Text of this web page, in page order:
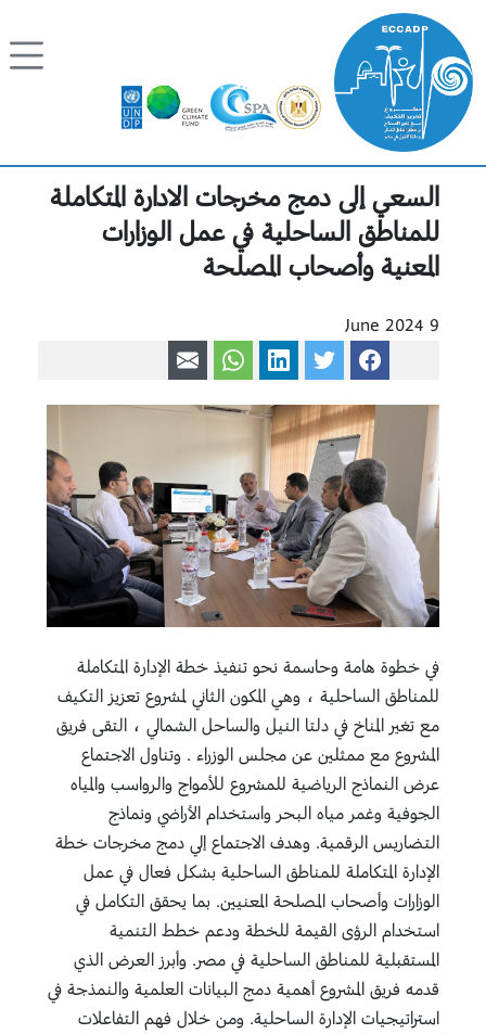
السعي إلى دمج مخرجات الادارة المتكاملة
للمناطق الساحلية في عمل الوزارات
المعنية وأصحاب المصلحة
9 June 2024
في خطوة هامة وحاسمة نحو تنفيذ خطة الإدارة المتكاملة
للمناطق الساحلية ، وهي المكون الثاني لمشروع تعزيز التكيف
مع تغير المناخ في دلتا النيل والساحل الشمالي ، التقى فريق
المشروع مع ممثلين عن مجلس الوزراء . وتناول الاجتماع
عرض النماذج الرياضية للمشروع للأمواج والرواسب والمياه
الجوفية وغمر مياه البحر واستخدام الأراضي ونماذج
التضاريس الرقمية. وهدف الاجتماع إلي دمج مخرجات خطة
الإدارة المتكاملة للمناطق الساحلية بشكل فعال في عمل
الوزارات وأصحاب المصلحة المعنيين. بما يحقق التكامل في
استخدام الرؤى القيمة للخطة ودعم خطط التنمية
المستقبلية للمناطق الساحلية في مصر. وأبرز العرض الذي
قدمه فريق المشروع أهمية دمج البيانات العلمية والنمذجة في
استراتيجيات الإدارة الساحلية. ومن خلال فهم التفاعلات